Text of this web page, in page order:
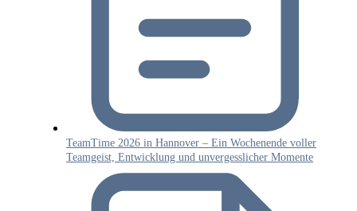
TeamTime 2026 in Hannover – Ein Wochenende voller
Teamgeist, Entwicklung und unvergesslicher Momente